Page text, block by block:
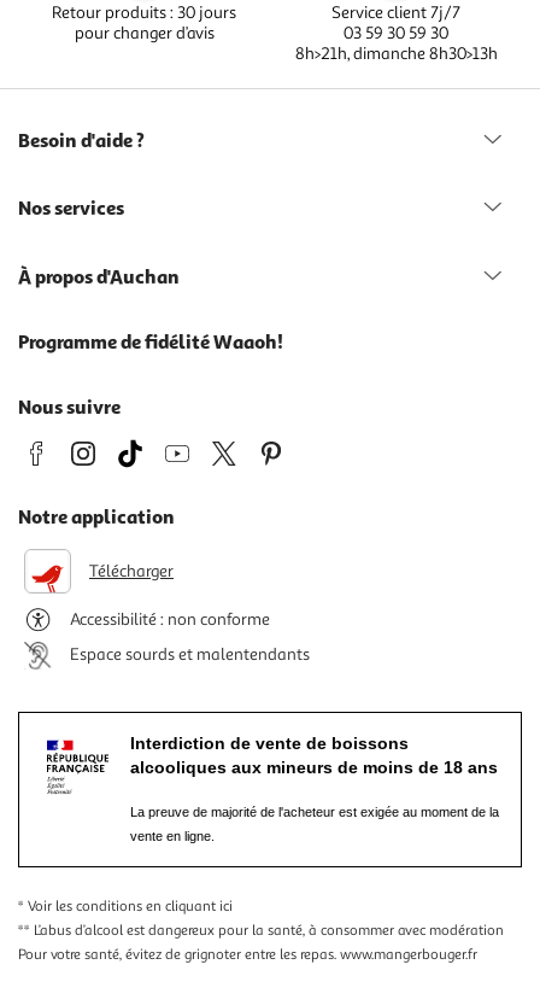
Retour produits : 30 jours
pour changer d’avis
Service client 7j/7
03 59 30 59 30
8h>21h, dimanche 8h30>13h
Besoin d'aide ?
Nos services
À propos d'Auchan
Programme de fidélité Waaoh!
Nous suivre
Notre application
Télécharger
Accessibilité : non conforme
Espace sourds et malentendants
Interdiction de vente de boissons
alcooliques aux mineurs de moins de 18 ans
La preuve de majorité de l'acheteur est exigée au moment de la
vente en ligne.
* Voir les conditions en cliquant ici
** L’abus d’alcool est dangereux pour la santé, à consommer avec modération
Pour votre santé, évitez de grignoter entre les repas. www.mangerbouger.fr